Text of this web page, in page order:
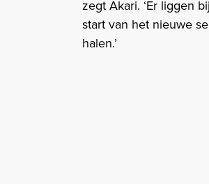
zegt Akari. ‘Er liggen
start van het nieuwe
halen.’